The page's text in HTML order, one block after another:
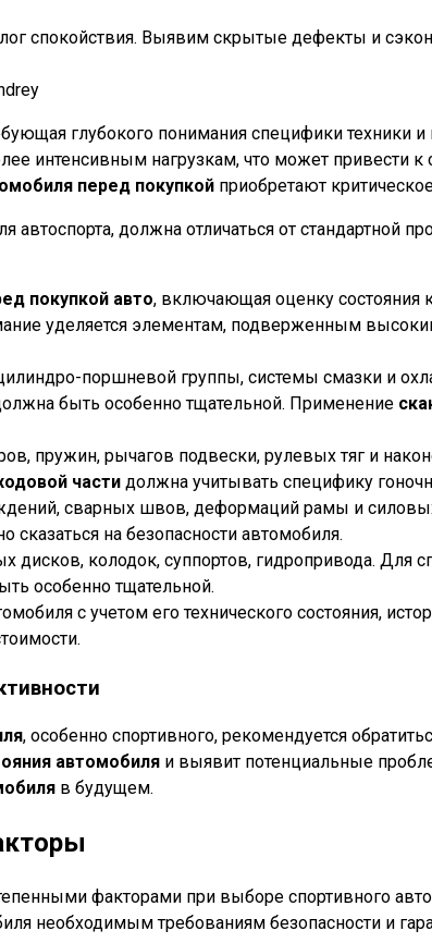
спокойствия. Выявим скрытые дефекты и
глубокого понимания специфики техники
интенсивным нагрузкам, что может
перед покупкой приобретают
автоспорта, должна отличаться от
покупкой авто, включающая оценку состояния
уделяется элементам, подверженным
поршневой группы, системы смазки и
быть особенно тщательной. Применение
пружин, рычагов подвески, рулевых тяг и
части должна учитывать специфику
сварных швов, деформаций рамы и
сказаться на безопасности автомобиля.
дисков, колодок, суппортов, гидропривода. Для
особенно тщательной.
с учетом его технического состояния,
, особенно спортивного, рекомендуется
автомобиля и выявит потенциальные
в будущем.
факторами при выборе спортивного
необходимым требованиям безопасности и